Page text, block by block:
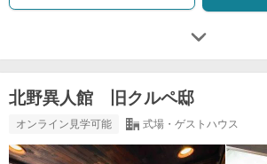
北野異人館 旧クルペ邸
オンライン見学可能 式場・ゲストハウス